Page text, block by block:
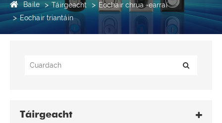
Baile Táirgeacht
Eochair chrua -earraí
Eochair triantáin
Táirgeacht